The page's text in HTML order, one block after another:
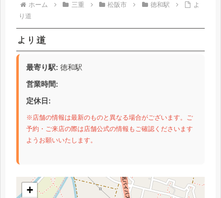
ホーム 三重 松阪市 徳和駅
よ
り道
より道
最寄り駅: 徳和駅
営業時間:
定休日:
※店舗の情報は最新のものと異なる場合がございます。ご
予約・ご来店の際は店舗公式の情報もご確認くださいます
ようお願いいたします。
+